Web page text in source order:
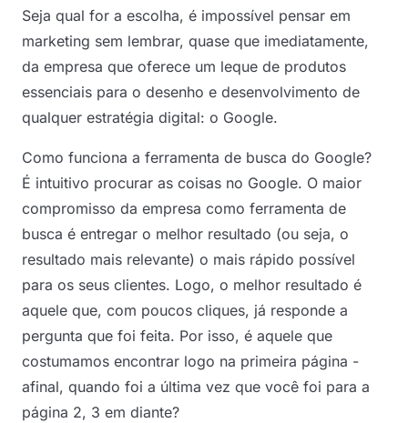
Seja qual for a escolha, é impossível pensar em
marketing sem lembrar, quase que imediatamente,
da empresa que oferece um leque de produtos
essenciais para o desenho e desenvolvimento de
qualquer estratégia digital: o Google.
Como funciona a ferramenta de busca do Google?
É intuitivo procurar as coisas no Google. O maior
compromisso da empresa como ferramenta de
busca é entregar o melhor resultado (ou seja, o
resultado mais relevante) o mais rápido possível
para os seus clientes. Logo, o melhor resultado é
aquele que, com poucos cliques, já responde a
pergunta que foi feita. Por isso, é aquele que
costumamos encontrar logo na primeira página -
afinal, quando foi a última vez que você foi para a
página 2, 3 em diante?